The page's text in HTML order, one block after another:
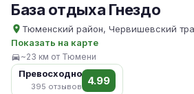
База отдыха Гнездо
Тюменский район, Червишевский
Показать на карте
~23 км от Тюмени
Превосходно
395 отзывов 4.99